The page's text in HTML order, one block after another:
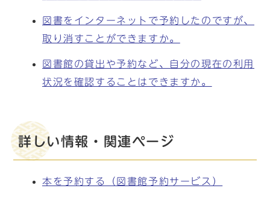
図書をインターネットで予約したのですが、
取り消すことができますか。
図書館の貸出や予約など、自分の現在の利用
状況を確認することはできますか。
詳しい情報・関連ページ
本を予約する（図書館予約サービス）